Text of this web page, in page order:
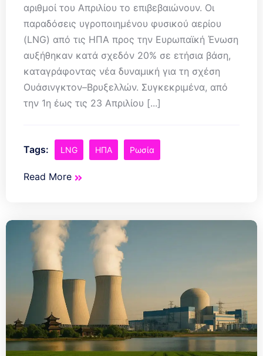
αριθμοί του Απριλίου το επιβεβαιώνουν. Οι
παραδόσεις υγροποιημένου φυσικού αερίου
(LNG) από τις ΗΠΑ προς την Ευρωπαϊκή Ένωση
αυξήθηκαν κατά σχεδόν 20% σε ετήσια βάση,
καταγράφοντας νέα δυναμική για τη σχέση
Ουάσινγκτον–Βρυξελλών. Συγκεκριμένα, από
την 1η έως τις 23 Απριλίου [...]
Tags: LNG ΗΠΑ Ρωσία
Read More